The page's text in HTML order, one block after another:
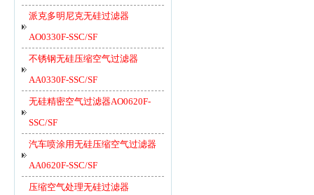
派克多明尼克无硅过滤器
AO0330F-SSC/SF
不锈钢无硅压缩空气过滤器
AA0330F-SSC/SF
无硅精密空气过滤器AO0620F-
SSC/SF
汽车喷涂用无硅压缩空气过滤器
AA0620F-SSC/SF
压缩空气处理无硅过滤器